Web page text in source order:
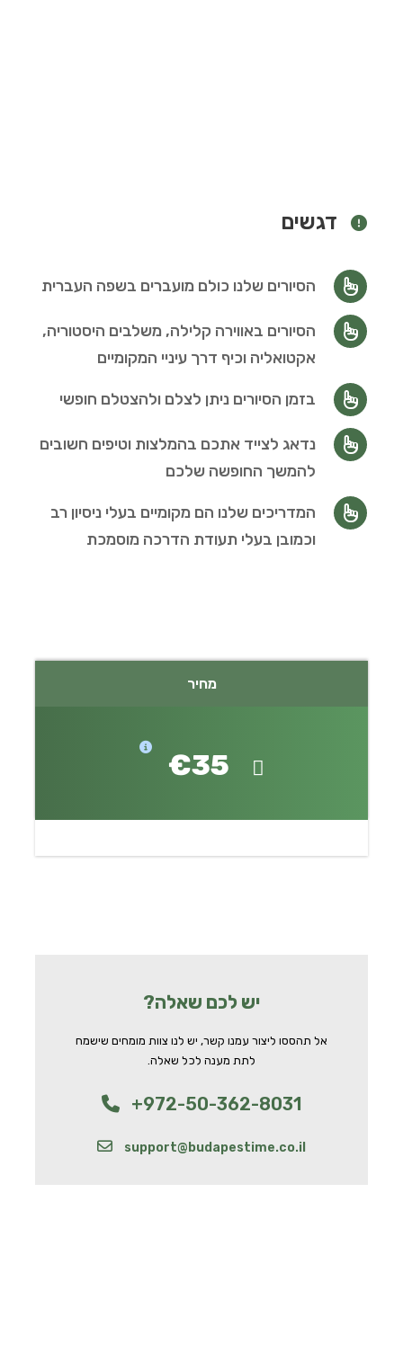
מחיר
€35
יש לכם שאלה?
אל תהססו ליצור עמנו קשר, יש לנו צוות מומחים שישמח
לתת מענה לכל שאלה.
+972-50-362-8031
support@budapestime.co.il
דגשים
הסיורים שלנו כולם מועברים בשפה העברית
הסיורים באווירה קלילה, משלבים היסטוריה,
אקטואליה וכיף דרך עיניי המקומיים
בזמן הסיורים ניתן לצלם ולהצטלם חופשי
נדאג לצייד אתכם בהמלצות וטיפים חשובים
להמשך החופשה שלכם
המדריכים שלנו הם מקומיים בעלי ניסיון רב
וכמובן בעלי תעודת הדרכה מוסמכת